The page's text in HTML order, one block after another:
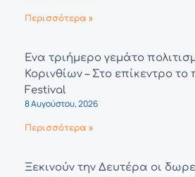
Περισσότερα »
Ένα τριήμερο γεμάτο
Κορινθίων – Στο επίκεντρο
Festival
8 Αυγούστου, 2026
Περισσότερα »
Ξεκινούν την Δευτέρα οι